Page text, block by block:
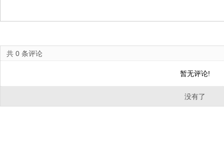
共 0 条评论
暂无评论!
没有了